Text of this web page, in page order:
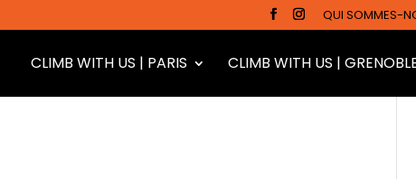
QUI SOMMES-
CLIMB WITH US | PARIS CLIMB WITH US |